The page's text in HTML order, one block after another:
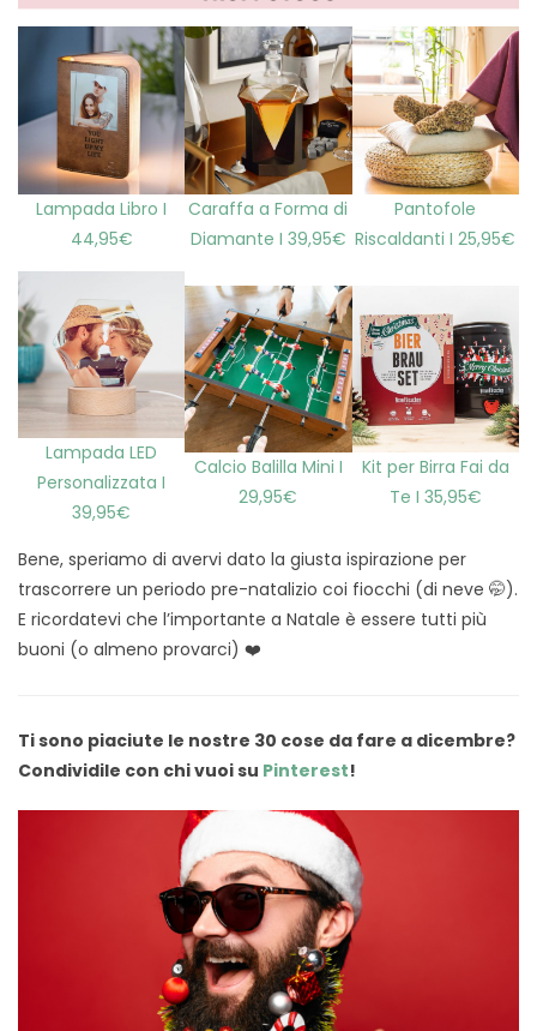
Lampada Libro I
44,95€
Caraffa a Forma di
Diamante I 39,95€
Pantofole
Riscaldanti I 25,95€
Lampada LED
Personalizzata I
39,95€
Calcio Balilla Mini I
29,95€
Kit per Birra Fai da
Te I 35,95€
Bene, speriamo di avervi dato la giusta ispirazione per
trascorrere un periodo pre-natalizio coi fiocchi (di neve 🤭).
E ricordatevi che l’importante a Natale è essere tutti più
buoni (o almeno provarci) ❤️
Ti sono piaciute le nostre 30 cose da fare a dicembre?
Condividile con chi vuoi su Pinterest!